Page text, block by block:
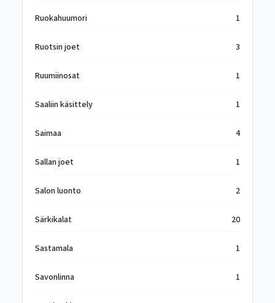
Ruokahuumori 1
Ruotsin joet 3
Ruumiinosat 1
Saaliin käsittely 1
Saimaa 4
Sallan joet 1
Salon luonto 2
Särkikalat 20
Sastamala 1
Savonlinna 1